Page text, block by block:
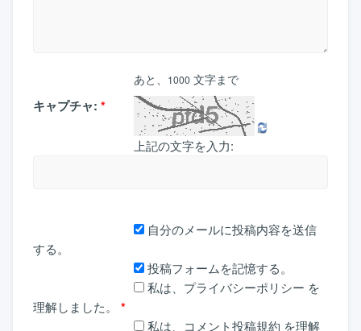
あと、 1000 文字まで
キャプチャ: *
上記の文字を入力:
自分のメールに投稿内容を送信
する。
投稿フォームを記憶する。
私は、 プライバシーポリシー を
理解しました。
*
私は、 コメント投稿規約 を理解